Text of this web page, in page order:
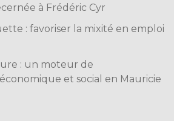
à Frédéric Cyr
: favoriser la mixité en emploi
: un moteur de
et social en Mauricie